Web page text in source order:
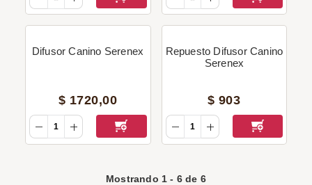
Difusor Canino Serenex
$ 1720,00
Repuesto Difusor Canino
Serenex
$ 903
Mostrando 1 - 6 de 6